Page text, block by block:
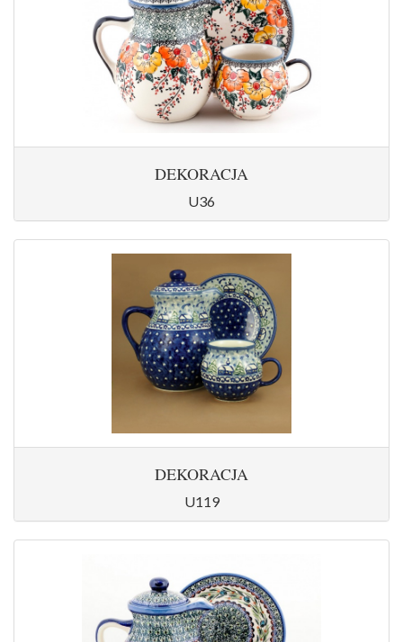
DEKORACJA
U36
DEKORACJA
U119